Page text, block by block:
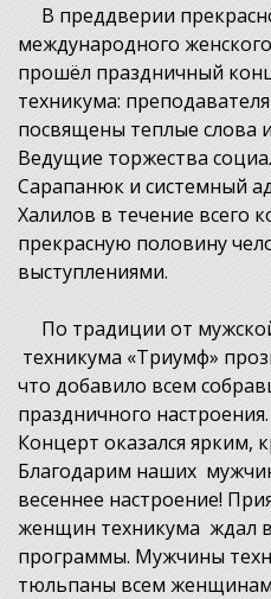
В преддверии
международного
прошёл праздничный
техникума:
посвящены теплые слова
Ведущие торжества
Сарапанюк и системный
Халилов в течение всего
прекрасную половину
выступлениями.
По традиции от
техникума «Триумф»
что добавило всем
праздничного настроения.
Концерт оказался ярким,
Благодарим наших
весеннее настроение!
женщин техникума ждал
программы. Мужчины
тюльпаны всем